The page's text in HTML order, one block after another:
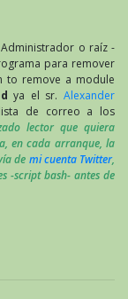
o raíz -
para remover
to remove a module
ya el sr.Alexander
de correo a los
lector que quiera
en cada arranque, la
de mi cuenta Twitter,
-script bash- antes de